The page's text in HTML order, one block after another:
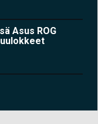
Asus ROG